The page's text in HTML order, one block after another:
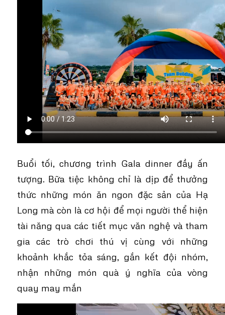
Buổi tối, chương trình Gala dinner đầy ấn
tượng. Bữa tiệc không chỉ là dịp để thưởng
thức những món ăn ngon đặc sản của Hạ
Long mà còn là cơ hội để mọi người thể hiện
tài năng qua các tiết mục văn nghệ và tham
gia các trò chơi thú vị cùng với những
khoảnh khắc tỏa sáng, gắn kết đội nhóm,
nhận những món quà ý nghĩa của vòng
quay may mắn